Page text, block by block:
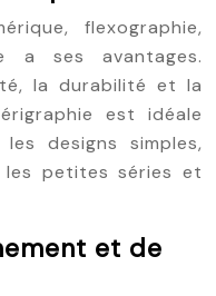
flexographie,
a ses avantages.
la durabilité et la
est idéale
designs simples,
les petites séries et
et de